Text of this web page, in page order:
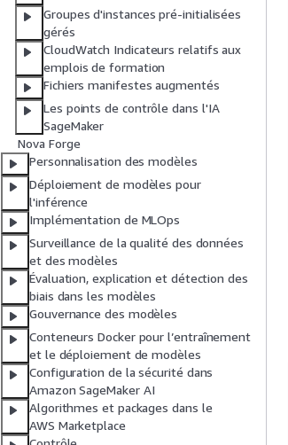
Groupes d'instances pré-initialisées
gérés
CloudWatch Indicateurs relatifs aux
emplois de formation
Fichiers manifestes augmentés
Les points de contrôle dans l'IA
SageMaker
Nova Forge
Personnalisation des modèles
Déploiement de modèles pour
l'inférence
Implémentation de MLOps
Surveillance de la qualité des données
et des modèles
Évaluation, explication et détection des
biais dans les modèles
Gouvernance des modèles
Conteneurs Docker pour l’entraînement
et le déploiement de modèles
Configuration de la sécurité dans
Amazon SageMaker AI
Algorithmes et packages dans le
AWS Marketplace